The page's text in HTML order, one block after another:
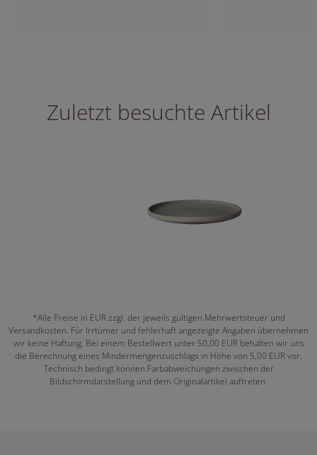
Zuletzt besuchte Artikel
*Alle Preise in EUR zzgl. der jeweils gültigen Mehrwertsteuer und
Versandkosten. Für Irrtümer und fehlerhaft angezeigte Angaben übernehmen
wir keine Haftung. Bei einem Bestellwert unter 50,00 EUR behalten wir uns
die Berechnung eines Mindermengenzuschlags in Höhe von 5,00 EUR vor.
Technisch bedingt können Farbabweichungen zwischen der
Bildschirmdarstellung und dem Originalartikel auftreten.